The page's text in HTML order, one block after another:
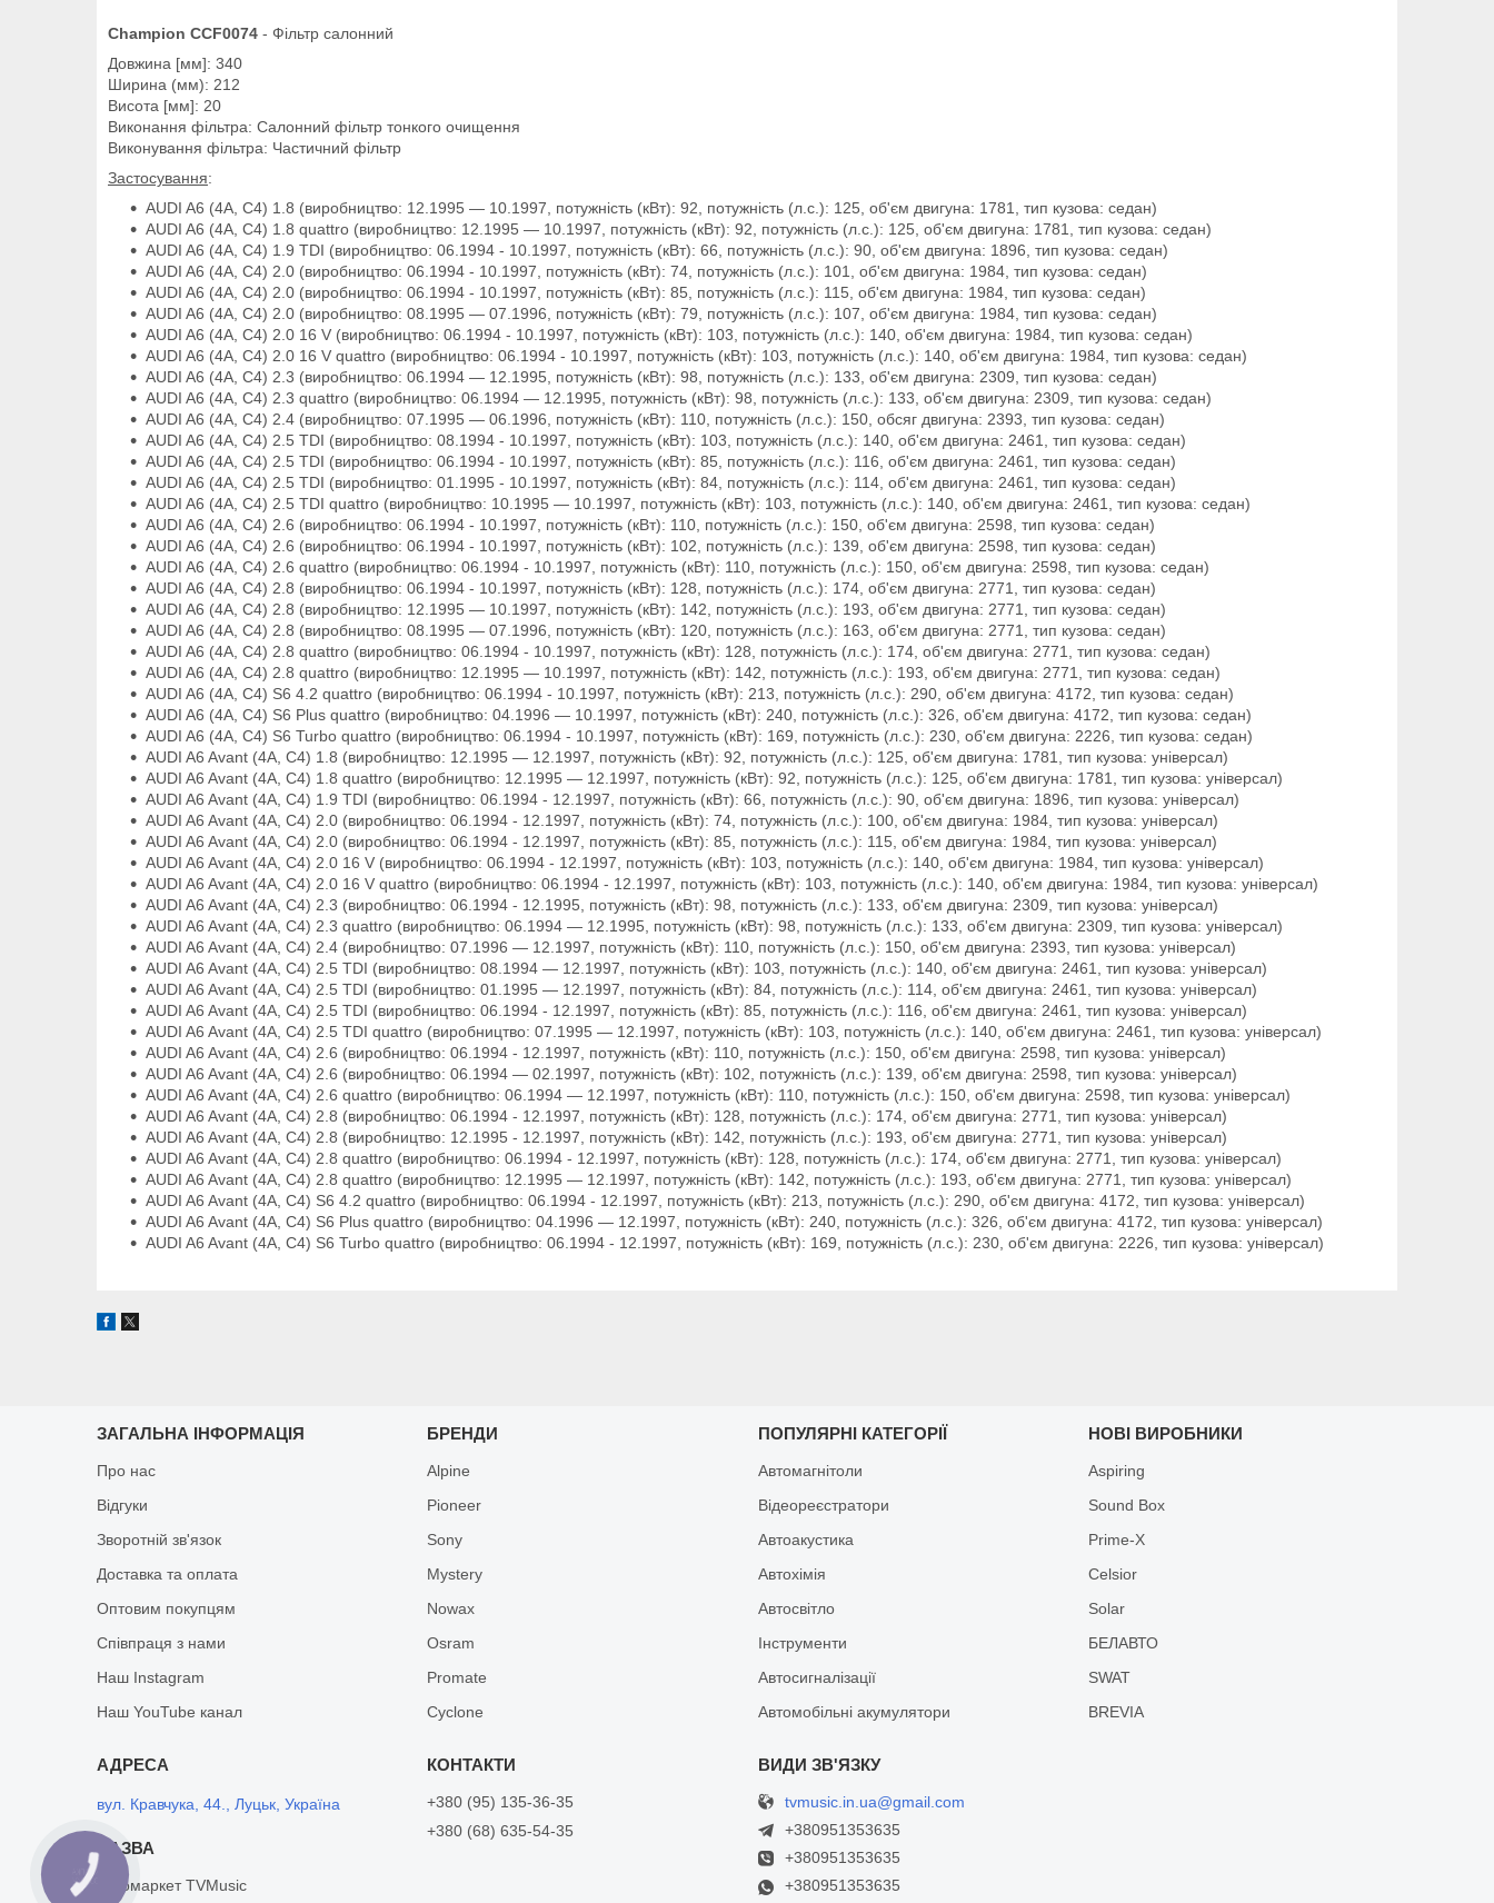
Champion CCF0074 - Фільтр салонний
Довжина [мм]: 340
Ширина (мм): 212
Висота [мм]: 20
Виконання фільтра: Салонний фільтр тонкого очищення
Виконування фільтра: Частичний фільтр
Застосування:
AUDI A6 (4A, C4) 1.8 (виробництво: 12.1995 — 10.1997, потужність (кВт): 92, потужність (л.с.): 125, об'єм двигуна: 1781, тип кузова: седан)
AUDI A6 (4A, C4) 1.8 quattro (виробництво: 12.1995 — 10.1997, потужність (кВт): 92, потужність (л.с.): 125, об'єм двигуна: 1781, тип кузова: седан)
AUDI A6 (4A, C4) 1.9 TDI (виробництво: 06.1994 - 10.1997, потужність (кВт): 66, потужність (л.с.): 90, об'єм двигуна: 1896, тип кузова: седан)
AUDI A6 (4A, C4) 2.0 (виробництво: 06.1994 - 10.1997, потужність (кВт): 74, потужність (л.с.): 101, об'єм двигуна: 1984, тип кузова: седан)
AUDI A6 (4A, C4) 2.0 (виробництво: 06.1994 - 10.1997, потужність (кВт): 85, потужність (л.с.): 115, об'єм двигуна: 1984, тип кузова: седан)
AUDI A6 (4A, C4) 2.0 (виробництво: 08.1995 — 07.1996, потужність (кВт): 79, потужність (л.с.): 107, об'єм двигуна: 1984, тип кузова: седан)
AUDI A6 (4A, C4) 2.0 16 V (виробництво: 06.1994 - 10.1997, потужність (кВт): 103, потужність (л.с.): 140, об'єм двигуна: 1984, тип кузова: седан)
AUDI A6 (4A, C4) 2.0 16 V quattro (виробництво: 06.1994 - 10.1997, потужність (кВт): 103, потужність (л.с.): 140, об'єм двигуна: 1984, тип кузова: седан)
AUDI A6 (4A, C4) 2.3 (виробництво: 06.1994 — 12.1995, потужність (кВт): 98, потужність (л.с.): 133, об'єм двигуна: 2309, тип кузова: седан)
AUDI A6 (4A, C4) 2.3 quattro (виробництво: 06.1994 — 12.1995, потужність (кВт): 98, потужність (л.с.): 133, об'єм двигуна: 2309, тип кузова: седан)
AUDI A6 (4A, C4) 2.4 (виробництво: 07.1995 — 06.1996, потужність (кВт): 110, потужність (л.с.): 150, обсяг двигуна: 2393, тип кузова: седан)
AUDI A6 (4A, C4) 2.5 TDI (виробництво: 08.1994 - 10.1997, потужність (кВт): 103, потужність (л.с.): 140, об'єм двигуна: 2461, тип кузова: седан)
AUDI A6 (4A, C4) 2.5 TDI (виробництво: 06.1994 - 10.1997, потужність (кВт): 85, потужність (л.с.): 116, об'єм двигуна: 2461, тип кузова: седан)
AUDI A6 (4A, C4) 2.5 TDI (виробництво: 01.1995 - 10.1997, потужність (кВт): 84, потужність (л.с.): 114, об'єм двигуна: 2461, тип кузова: седан)
AUDI A6 (4A, C4) 2.5 TDI quattro (виробництво: 10.1995 — 10.1997, потужність (кВт): 103, потужність (л.с.): 140, об'єм двигуна: 2461, тип кузова: седан)
AUDI A6 (4A, C4) 2.6 (виробництво: 06.1994 - 10.1997, потужність (кВт): 110, потужність (л.с.): 150, об'єм двигуна: 2598, тип кузова: седан)
AUDI A6 (4A, C4) 2.6 (виробництво: 06.1994 - 10.1997, потужність (кВт): 102, потужність (л.с.): 139, об'єм двигуна: 2598, тип кузова: седан)
AUDI A6 (4A, C4) 2.6 quattro (виробництво: 06.1994 - 10.1997, потужність (кВт): 110, потужність (л.с.): 150, об'єм двигуна: 2598, тип кузова: седан)
AUDI A6 (4A, C4) 2.8 (виробництво: 06.1994 - 10.1997, потужність (кВт): 128, потужність (л.с.): 174, об'єм двигуна: 2771, тип кузова: седан)
AUDI A6 (4A, C4) 2.8 (виробництво: 12.1995 — 10.1997, потужність (кВт): 142, потужність (л.с.): 193, об'єм двигуна: 2771, тип кузова: седан)
AUDI A6 (4A, C4) 2.8 (виробництво: 08.1995 — 07.1996, потужність (кВт): 120, потужність (л.с.): 163, об'єм двигуна: 2771, тип кузова: седан)
AUDI A6 (4A, C4) 2.8 quattro (виробництво: 06.1994 - 10.1997, потужність (кВт): 128, потужність (л.с.): 174, об'єм двигуна: 2771, тип кузова: седан)
AUDI A6 (4A, C4) 2.8 quattro (виробництво: 12.1995 — 10.1997, потужність (кВт): 142, потужність (л.с.): 193, об'єм двигуна: 2771, тип кузова: седан)
AUDI A6 (4A, C4) S6 4.2 quattro (виробництво: 06.1994 - 10.1997, потужність (кВт): 213, потужність (л.с.): 290, об'єм двигуна: 4172, тип кузова: седан)
AUDI A6 (4A, C4) S6 Plus quattro (виробництво: 04.1996 — 10.1997, потужність (кВт): 240, потужність (л.с.): 326, об'єм двигуна: 4172, тип кузова: седан)
AUDI A6 (4A, C4) S6 Turbo quattro (виробництво: 06.1994 - 10.1997, потужність (кВт): 169, потужність (л.с.): 230, об'єм двигуна: 2226, тип кузова: седан)
AUDI A6 Avant (4A, C4) 1.8 (виробництво: 12.1995 — 12.1997, потужність (кВт): 92, потужність (л.с.): 125, об'єм двигуна: 1781, тип кузова: універсал)
AUDI A6 Avant (4A, C4) 1.8 quattro (виробництво: 12.1995 — 12.1997, потужність (кВт): 92, потужність (л.с.): 125, об'єм двигуна: 1781, тип кузова: універсал)
AUDI A6 Avant (4A, C4) 1.9 TDI (виробництво: 06.1994 - 12.1997, потужність (кВт): 66, потужність (л.с.): 90, об'єм двигуна: 1896, тип кузова: універсал)
AUDI A6 Avant (4A, C4) 2.0 (виробництво: 06.1994 - 12.1997, потужність (кВт): 74, потужність (л.с.): 100, об'єм двигуна: 1984, тип кузова: універсал)
AUDI A6 Avant (4A, C4) 2.0 (виробництво: 06.1994 - 12.1997, потужність (кВт): 85, потужність (л.с.): 115, об'єм двигуна: 1984, тип кузова: універсал)
AUDI A6 Avant (4A, C4) 2.0 16 V (виробництво: 06.1994 - 12.1997, потужність (кВт): 103, потужність (л.с.): 140, об'єм двигуна: 1984, тип кузова: універсал)
AUDI A6 Avant (4A, C4) 2.0 16 V quattro (виробництво: 06.1994 - 12.1997, потужність (кВт): 103, потужність (л.с.): 140, об'єм двигуна: 1984, тип кузова: універсал)
AUDI A6 Avant (4A, C4) 2.3 (виробництво: 06.1994 - 12.1995, потужність (кВт): 98, потужність (л.с.): 133, об'єм двигуна: 2309, тип кузова: універсал)
AUDI A6 Avant (4A, C4) 2.3 quattro (виробництво: 06.1994 — 12.1995, потужність (кВт): 98, потужність (л.с.): 133, об'єм двигуна: 2309, тип кузова: універсал)
AUDI A6 Avant (4A, C4) 2.4 (виробництво: 07.1996 — 12.1997, потужність (кВт): 110, потужність (л.с.): 150, об'єм двигуна: 2393, тип кузова: універсал)
AUDI A6 Avant (4A, C4) 2.5 TDI (виробництво: 08.1994 — 12.1997, потужність (кВт): 103, потужність (л.с.): 140, об'єм двигуна: 2461, тип кузова: універсал)
AUDI A6 Avant (4A, C4) 2.5 TDI (виробництво: 01.1995 — 12.1997, потужність (кВт): 84, потужність (л.с.): 114, об'єм двигуна: 2461, тип кузова: універсал)
AUDI A6 Avant (4A, C4) 2.5 TDI (виробництво: 06.1994 - 12.1997, потужність (кВт): 85, потужність (л.с.): 116, об'єм двигуна: 2461, тип кузова: універсал)
AUDI A6 Avant (4A, C4) 2.5 TDI quattro (виробництво: 07.1995 — 12.1997, потужність (кВт): 103, потужність (л.с.): 140, об'єм двигуна: 2461, тип кузова: універсал)
AUDI A6 Avant (4A, C4) 2.6 (виробництво: 06.1994 - 12.1997, потужність (кВт): 110, потужність (л.с.): 150, об'єм двигуна: 2598, тип кузова: універсал)
AUDI A6 Avant (4A, C4) 2.6 (виробництво: 06.1994 — 02.1997, потужність (кВт): 102, потужність (л.с.): 139, об'єм двигуна: 2598, тип кузова: універсал)
AUDI A6 Avant (4A, C4) 2.6 quattro (виробництво: 06.1994 — 12.1997, потужність (кВт): 110, потужність (л.с.): 150, об'єм двигуна: 2598, тип кузова: універсал)
AUDI A6 Avant (4A, C4) 2.8 (виробництво: 06.1994 - 12.1997, потужність (кВт): 128, потужність (л.с.): 174, об'єм двигуна: 2771, тип кузова: універсал)
AUDI A6 Avant (4A, C4) 2.8 (виробництво: 12.1995 - 12.1997, потужність (кВт): 142, потужність (л.с.): 193, об'єм двигуна: 2771, тип кузова: універсал)
AUDI A6 Avant (4A, C4) 2.8 quattro (виробництво: 06.1994 - 12.1997, потужність (кВт): 128, потужність (л.с.): 174, об'єм двигуна: 2771, тип кузова: універсал)
AUDI A6 Avant (4A, C4) 2.8 quattro (виробництво: 12.1995 — 12.1997, потужність (кВт): 142, потужність (л.с.): 193, об'єм двигуна: 2771, тип кузова: універсал)
AUDI A6 Avant (4A, C4) S6 4.2 quattro (виробництво: 06.1994 - 12.1997, потужність (кВт): 213, потужність (л.с.): 290, об'єм двигуна: 4172, тип кузова: універсал)
AUDI A6 Avant (4A, C4) S6 Plus quattro (виробництво: 04.1996 — 12.1997, потужність (кВт): 240, потужність (л.с.): 326, об'єм двигуна: 4172, тип кузова: універсал)
AUDI A6 Avant (4A, C4) S6 Turbo quattro (виробництво: 06.1994 - 12.1997, потужність (кВт): 169, потужність (л.с.): 230, об'єм двигуна: 2226, тип кузова: універсал)
ЗАГАЛЬНА ІНФОРМАЦІЯ
Про нас
Відгуки
Зворотній зв'язок
Доставка та оплата
Оптовим покупцям
Співпраця з нами
Наш Instagram
Наш YouTube канал
БРЕНДИ
Alpine
Pioneer
Sony
Mystery
Nowax
Osram
Promate
Cyclone
ПОПУЛЯРНІ КАТЕГОРІЇ
Автомагнітоли
Відеореєстратори
Автоакустика
Автохімія
Автосвітло
Інструменти
Автосигналізації
Автомобільні акумулятори
НОВІ ВИРОБНИКИ
Aspiring
Sound Box
Prime-X
Celsior
Solar
БЕЛАВТО
SWAT
BREVIA
вул. Кравчука, 44., Луцьк, Україна
Автомаркет TVMusic
+380 (95) 135-36-35
+380 (68) 635-54-35
tvmusic.in.ua@gmail.com
+380951353635
+380951353635
+380951353635